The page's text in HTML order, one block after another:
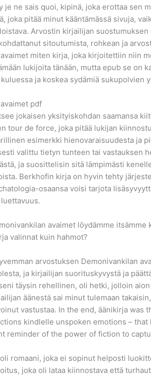
je ne sais quoi, kipinä, joka erottaa sen
joka pitää minut kääntämässä sivuja,
Arvostin kirjailijan
sitoutumista, rohkean ja
miten kirja, joka kirjoitettiin niin
lukijoita tänään, mutta epub se on
ja koskea sydämiä sukupolvien
pdf
jokaisen yksityiskohdan saamansa
tour de force, joka pitää lukijan
esimerkki hienovaraisuudesta ja
valittu tietyn tunteen tai vastauksen
ja suosittelisin sitä lämpimästi
Berkhofin kirja on hyvin tehty
osaansa voisi tarjota
avaimet löydämme
valinnat kuin hahmot?
arvostuksen Demonivankilan
ja kirjailijan suorituskyvystä ja
täysin rehellinen, oli hetki, jolloin
äänestä sai minut tulemaan
vastustaa. In the end, äänikirja was
kindlelle unspoken emotions –
reminder of the power of fiction to
romaani, joka ei sopinut helposti
joka oli lataa kiinnostava että